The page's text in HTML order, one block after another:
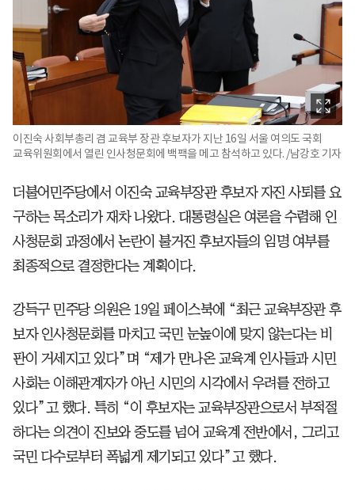
이진숙 사회부총리 겸 교육부 장관 후보자가 지난 16일 서울 여의도 국회
교육위원회에서 열린 인사청문회에 백팩을 메고 참석하고 있다. /남강호 기자
더불어민주당에서 이진숙 교육부장관 후보자 자진 사퇴를 요
구하는 목소리가 재차 나왔다. 대통령실은 여론을 수렴해 인
사청문회 과정에서 논란이 불거진 후보자들의 임명 여부를
최종적으로 결정한다는 계획이다.
강득구 민주당 의원은 19일 페이스북에 “최근 교육부장관 후
보자 인사청문회를 마치고 국민 눈높이에 맞지 않는다는 비
판이 거세지고 있다”며 “제가 만나온 교육계 인사들과 시민
사회는 이해관계자가 아닌 시민의 시각에서 우려를 전하고
있다”고 했다. 특히 “이 후보자는 교육부장관으로서 부적절
하다는 의견이 진보와 중도를 넘어 교육계 전반에서, 그리고
국민 다수로부터 폭넓게 제기되고 있다”고 했다.